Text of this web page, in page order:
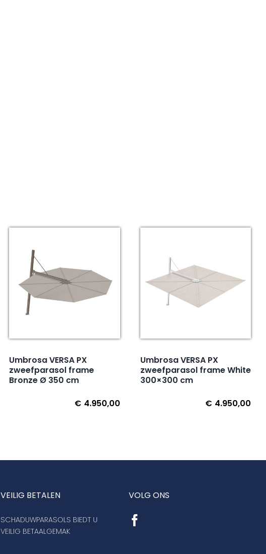
Umbrosa VERSA PX
zweefparasol frame
Bronze Ø 350 cm
€ 4.950,00
Umbrosa VERSA PX
zweefparasol frame White
300×300 cm
€ 4.950,00
VEILIG BETALEN
SCHADUWPARASOLS BIEDT U
VEILIG BETAALGEMAK
VOLG ONS